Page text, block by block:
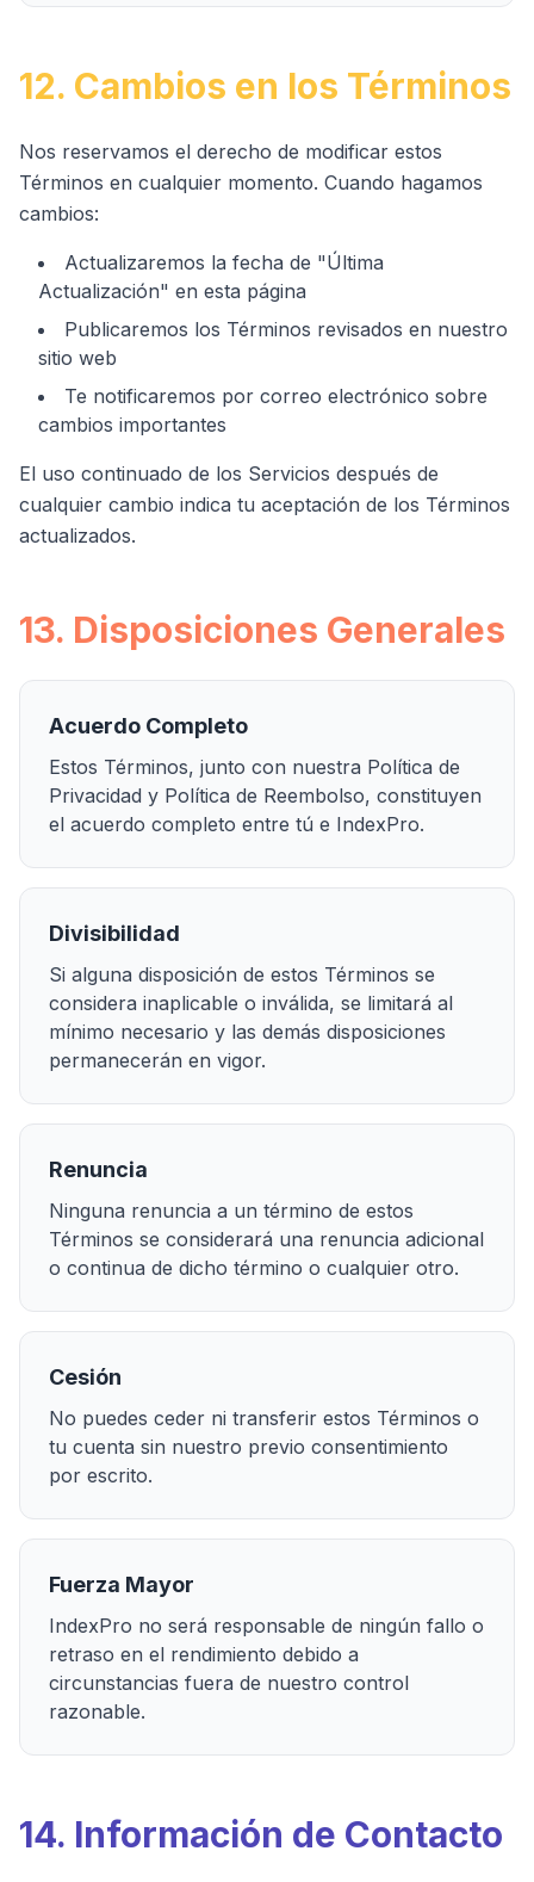
12. Cambios en los Términos
Nos reservamos el derecho de modificar estos
Términos en cualquier momento. Cuando hagamos
cambios:
Actualizaremos la fecha de "Última
Actualización" en esta página
Publicaremos los Términos revisados en nuestro
sitio web
Te notificaremos por correo electrónico sobre
cambios importantes
El uso continuado de los Servicios después de
cualquier cambio indica tu aceptación de los Términos
actualizados.
13. Disposiciones Generales
Acuerdo Completo
Estos Términos, junto con nuestra Política de
Privacidad y Política de Reembolso, constituyen
el acuerdo completo entre tú e IndexPro.
Divisibilidad
Si alguna disposición de estos Términos se
considera inaplicable o inválida, se limitará al
mínimo necesario y las demás disposiciones
permanecerán en vigor.
Renuncia
Ninguna renuncia a un término de estos
Términos se considerará una renuncia adicional
o continua de dicho término o cualquier otro.
Cesión
No puedes ceder ni transferir estos Términos o
tu cuenta sin nuestro previo consentimiento
por escrito.
Fuerza Mayor
IndexPro no será responsable de ningún fallo o
retraso en el rendimiento debido a
circunstancias fuera de nuestro control
razonable.
14. Información de Contacto